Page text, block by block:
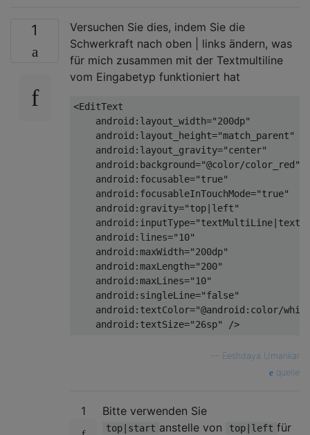
1
Versuchen Sie dies, indem Sie die
Schwerkraft nach oben | links ändern, was
für mich zusammen mit der Textmultiline
vom Eingabetyp funktioniert hat
<EditText
android:layout_width="200dp"
android:layout_height="match_parent"
android:layout_gravity="center"
android:background="@color/color_red"
android:focusable="true"
android:focusableInTouchMode="true"
android:gravity="top|left"
android:inputType=
android:lines="10"
android:maxWidth="200dp"
android:maxLength="200"
android:maxLines="10"
android:singleLine="false"
android:textColor="@android:color/
android:textSize="26sp" />
Eeshdaya Umarikar
quelle
1 Bitte verwenden Sie
top|start anstelle von top|left für